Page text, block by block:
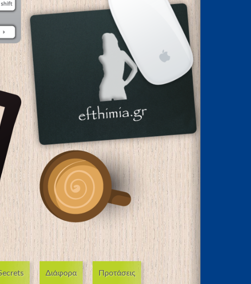
Διάφορα Προτάσεις